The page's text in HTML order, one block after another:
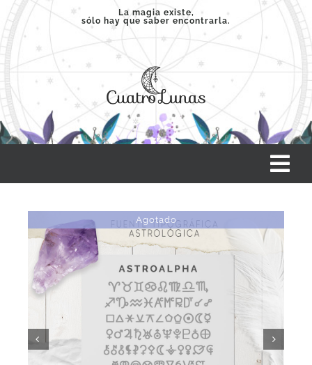
Saltar
contenido
La magia existe,
sólo hay que saber encontrarla.
SERVICIOS
CLASES
DESCARGAS
Agotado